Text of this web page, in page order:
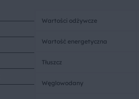
Wartości odżywcze
Wartość energetyczna
Tłuszcz
Węglowodany